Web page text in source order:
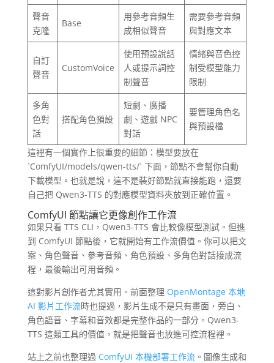
聲音
克隆
Base
用參考音頻生
成相似聲音
需要參考音頻
與對應文本
自訂
聲音
CustomVoice
使用預設說話
人或提示詞控
制聲音
情緒與音色控
制受模型能力
限制
多角
色對
話
搭配角色預設
短劇、廣播
劇、遊戲 NPC
對話
要管理角色名
與預設檔
這裡有一個實作上很重要的細節：模型要放在
`ComfyUI/models/qwen-tts/` 下面，節點不會幫你自動
下載模型。也就是說，這不是裝好節點就直接能跑，還要
自己把 Qwen3-TTS 的對應模型資料夾放到正確位置。
ComfyUI 節點讓它更像創作工作流
如果只看 TTS CLI，Qwen3-TTS 會比較像模型測試。但進
到 ComfyUI 節點後，它就開始有工作流價值。你可以把文
案、角色聲音、參考音頻、角色預設、多角色對話接成流
程，最後輸出可用音頻。
這對影片創作者尤其實用。前面整理 OpenMontage 本地
AI 影片工作流時也提過，影片生成不是只有畫面，旁白、
角色語音、字幕和音效都是完整作品的一部分。Qwen3-
TTS 這類工具的價值，就是把聲音也放進可控流程裡。
站上之前也整理過 ComfyUI 本機部署工作流。圖像生成和